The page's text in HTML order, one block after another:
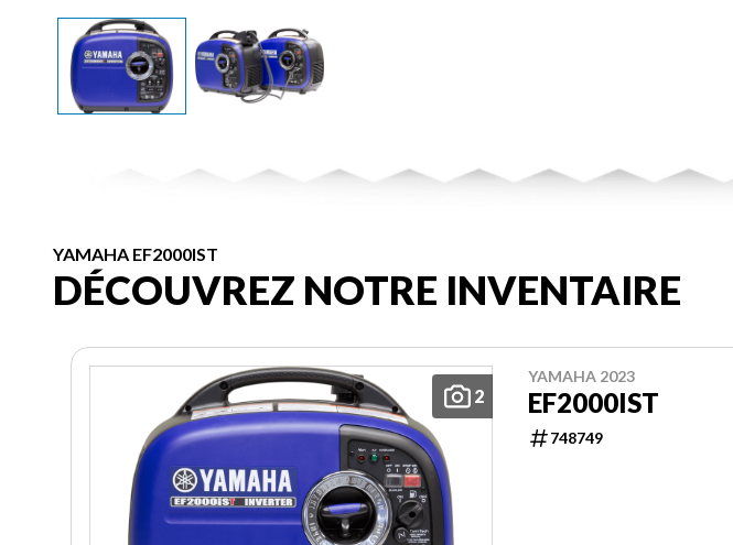
YAMAHA EF2000IST
DÉCOUVREZ NOTRE INVENTAIRE
2
YAMAHA 2023
EF2000IST
748749